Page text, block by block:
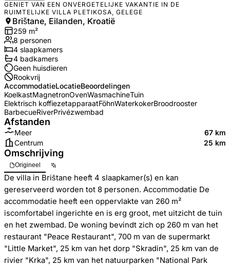
GENIET VAN EEN ONVERGETELIJKE VAKANTIE IN DE
RUIMTELIJKE VILLA PLETIKOSA, GELEGE
Brištane, Eilanden, Kroatië
259 m²
8 personen
4 slaapkamers
4 badkamers
Geen huisdieren
Rookvrij
AccommodatieLocatieBeoordelingen
KoelkastMagnetronOvenWasmachineTuin
Elektrisch koffiezetapparaatFöhnWaterkokerBroodrooster
BarbecueRiverPrivézwembad
Afstanden
Meer
67 km
Centrum
25 km
Omschrijving
Origineel
De villa in Brištane heeft 4 slaapkamer(s) en kan
gereserveerd worden tot 8 personen. Accommodatie De
accommodatie heeft een oppervlakte van 260 m²
iscomfortabel ingerichte en is erg groot, met uitzicht de tuin
en het zwembad. De woning bevindt zich op 260 m van het
restaurant "Peace Restaurant", 700 m van de supermarkt
"Little Market", 25 km van het dorp "Skradin", 25 km van de
rivier "Krka", 25 km van het natuurparken "National Park